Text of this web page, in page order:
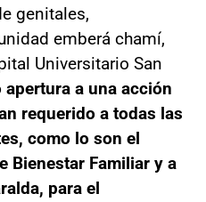
genitales,
emberá chamí,
Universitario San
apertura a una acción
requerido a todas las
como lo son el
Bienestar Familiar y a
para el